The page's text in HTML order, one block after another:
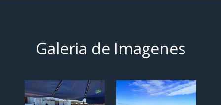
Galeria de Imagenes